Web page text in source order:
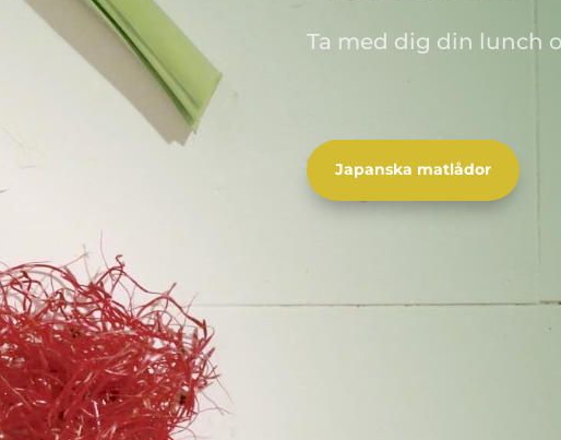
Ta med dig din lunch
Japanska matlådor